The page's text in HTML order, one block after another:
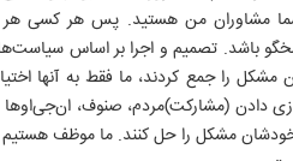
مشاوران من هستید. پس هر کسی هر
باشد. تصمیم و اجرا بر اساس
را جمع کردند، ما فقط به آنها
دادن (مشارکت)مردم، صنوف،
مشکل را حل کنند. ما موظف هستیم